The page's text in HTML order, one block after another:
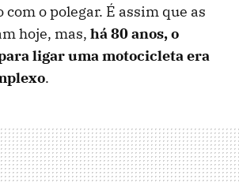
o polegar. É assim que as
hoje, mas, há 80 anos, o
ligar uma motocicleta era
.